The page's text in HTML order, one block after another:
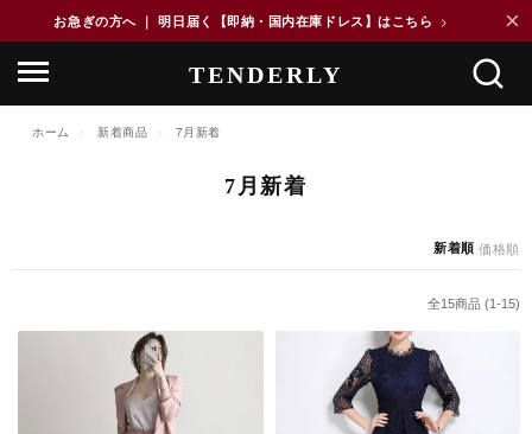
お急ぎの方へ ｜ 明日届く【即納・国内在庫ドレス】はこちら > ×
ホーム 新着商品 7月新着
7月新着
新着順 |価格順
全15商品 (1-15)